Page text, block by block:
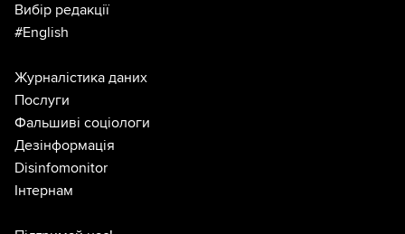
Вибір редакції
#English
Журналістика даних
Послуги
Фальшиві соціологи
Дезінформація
Disinfomonitor
Інтернам